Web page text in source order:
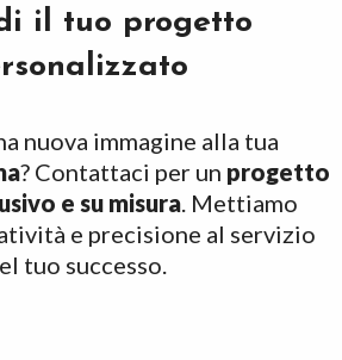
il tuo progetto
nuova immagine alla tua
? Contattaci per un progetto
e su misura. Mettiamo
e precisione al servizio
tuo successo.